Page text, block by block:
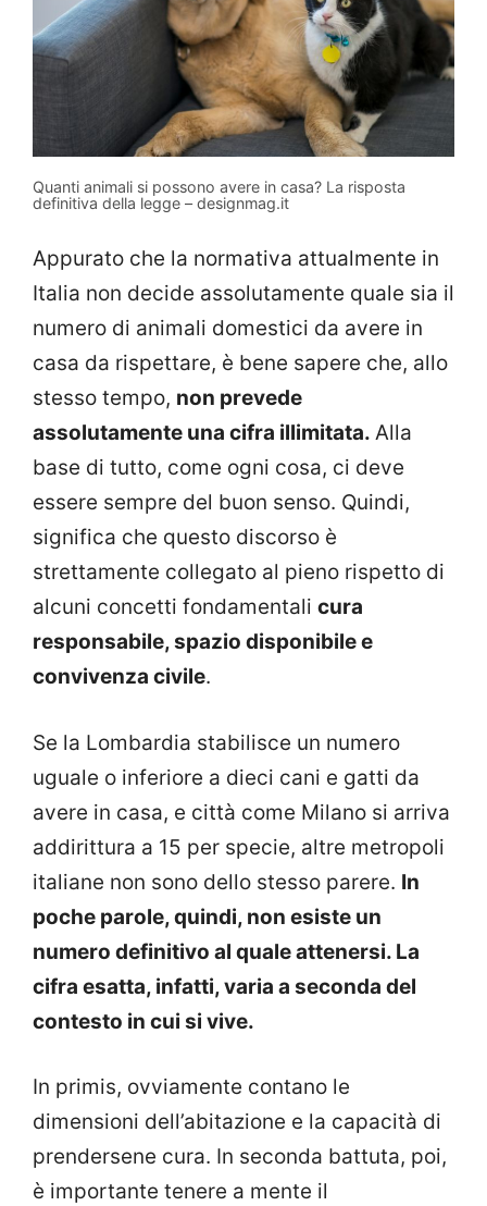
Quanti animali si possono avere in casa? La risposta
definitiva della legge – designmag.it
Appurato che la normativa attualmente in
Italia non decide assolutamente quale sia il
numero di animali domestici da avere in
casa da rispettare, è bene sapere che, allo
stesso tempo, non prevede
assolutamente una cifra illimitata. Alla
base di tutto, come ogni cosa, ci deve
essere sempre del buon senso. Quindi,
significa che questo discorso è
strettamente collegato al pieno rispetto di
alcuni concetti fondamentali cura
responsabile, spazio disponibile e
convivenza civile.
Se la Lombardia stabilisce un numero
uguale o inferiore a dieci cani e gatti da
avere in casa, e città come Milano si arriva
addirittura a 15 per specie, altre metropoli
italiane non sono dello stesso parere. In
poche parole, quindi, non esiste un
numero definitivo al quale attenersi. La
cifra esatta, infatti, varia a seconda del
contesto in cui si vive.
In primis, ovviamente contano le
dimensioni dell’abitazione e la capacità di
prendersene cura. In seconda battuta, poi,
è importante tenere a mente il